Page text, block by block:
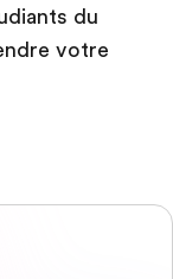
du
votre